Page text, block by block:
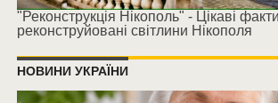
"Реконструкція Нікополь" - Цікаві факти
реконструйовані світлини Нікополя
НОВИНИ УКРАЇНИ